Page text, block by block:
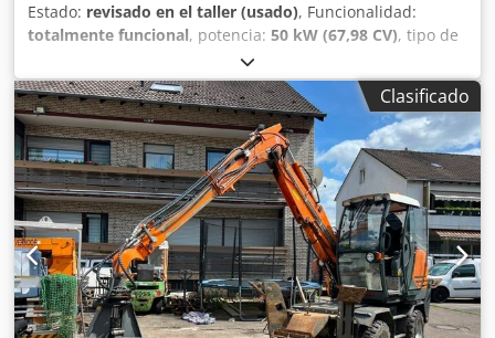
Estado: revisado en el taller (usado), Funcionalidad:
totalmente funcional, potencia: 50 kW (67,98 CV), tipo de
, peso operativo:
neumático:405/70 R 18, volumen de la pala:1 m³, Año de
fabricación:2023, horas de funcionamiento: 570 h,
Equipamiento:UVV, cabina, faros adicionales, hidráulica,
horquillas para palés, pala estándar, recogedor trasero,
Motor Fase V, 20. km/versión, Sistema hidráulico auxiliar
de circuito continuo, Acoplamientos hidráulicos para 1er
circuito adicional, Asiento confort Grammer, Neumáticos
Mitas 405/70 R18, Caja de almacenamiento con tapa, Luces
de trabajo traseras, preparación para radio, enganche
rápido hidráulico, Cucharón estándar con borde de corte
soldado y por lo tanto 1 metro cúbico, Dwjdpfx Adotrna
Clasificado